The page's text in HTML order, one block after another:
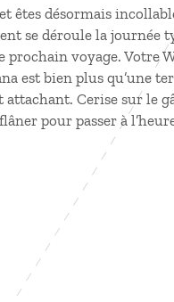
êtes désormais
se déroule la journée
voyage. Votre
est bien plus qu’une
Cerise sur le
pour passer à